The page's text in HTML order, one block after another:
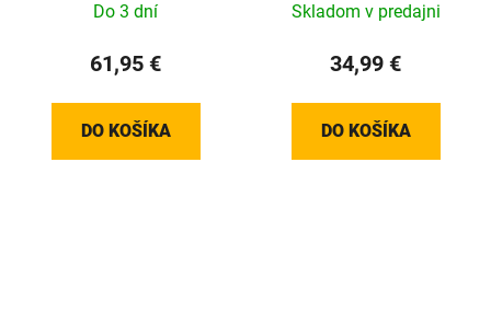
Do 3 dní
61,95 €
DO KOŠÍKA
Skladom v predajni
34,99 €
DO KOŠÍKA